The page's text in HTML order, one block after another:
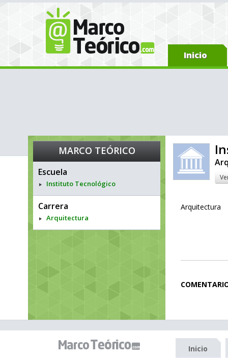
Inicio
MARCO TEÓRICO
Escuela
Instituto Tecnológico
Carrera
Arquitectura
Arquitectura
Inicio